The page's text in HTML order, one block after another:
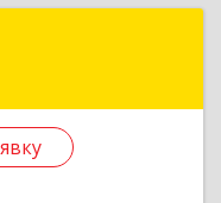
ш, дом № 65, оф.2